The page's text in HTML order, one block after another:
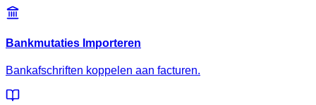
Bankmutaties Importeren
Bankafschriften koppelen aan facturen.